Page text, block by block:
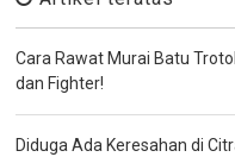
Cara Rawat Murai Batu
dan Fighter!
Diduga Ada Keresahan di